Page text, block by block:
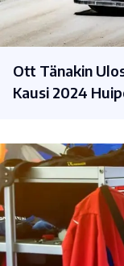
Ott Tänakin
Kausi 2024